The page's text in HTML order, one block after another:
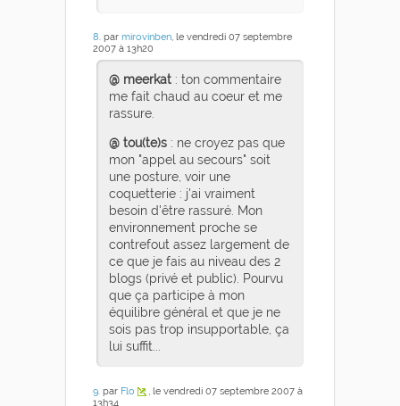
8. par mirovinben, le vendredi 07 septembre
2007 à 13h20
@ meerkat: ton commentaire
me fait chaud au coeur et me
rassure.
@ tou(te)s: ne croyez pas que
mon "appel au secours" soit
une posture, voir une
coquetterie : j'ai vraiment
besoin d'être rassuré. Mon
environnement proche se
contrefout assez largement de
ce que je fais au niveau des 2
blogs (privé et public). Pourvu
que ça participe à mon
équilibre général et que je ne
sois pas trop insupportable, ça
lui suffit...
9. par Flo
, le vendredi 07 septembre 2007 à
13h34